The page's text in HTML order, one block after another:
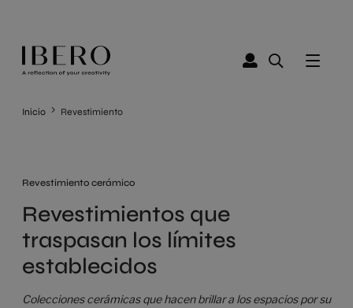
Inicio Revestimiento
Revestimiento cerámico
Revestimientos que
traspasan los límites
establecidos
Colecciones cerámicas que hacen brillar a los espacios por su